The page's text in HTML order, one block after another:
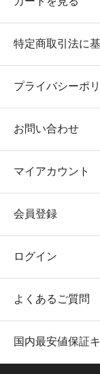
特定商取引法に
プライバシーポ
お問い合わせ
マイアカウント
会員登録
ログイン
よくあるご質問
国内最安値保証